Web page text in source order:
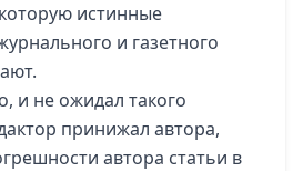
истинные
и газетного
и не ожидал такого
принижал автора,
автора статьи в